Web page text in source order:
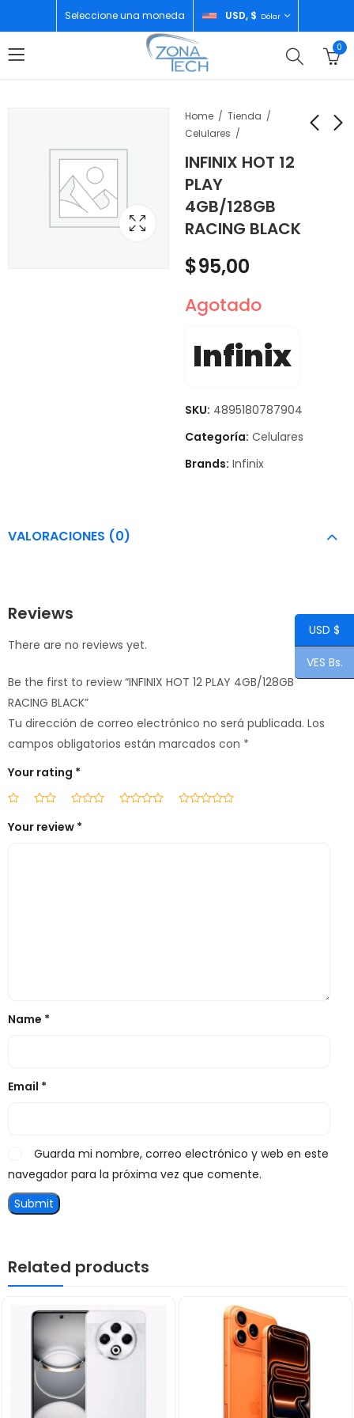
Seleccione una moneda USD, $ Dólar
0
Home
Tienda
Celulares
INFINIX HOT 12
PLAY
4GB/128GB
RACING BLACK
WHITE
$254,00
URANOLIHT GREY
$125,00
$95,00
Agotado
Infinix
SKU: 4895180787904
Categoría: Celulares
Brands: Infinix
VALORACIONES (0)
Reviews
There are no reviews yet.
Be the first to review “INFINIX HOT 12 PLAY 4GB/128GB
RACING BLACK”
Tu dirección de correo electrónico no será publicada. Los
campos obligatorios están marcados con *
Your rating *
Your review *
Name *
Email *
Guarda mi nombre, correo electrónico y web en este
navegador para la próxima vez que comente.
Related products
USD $
VES Bs.